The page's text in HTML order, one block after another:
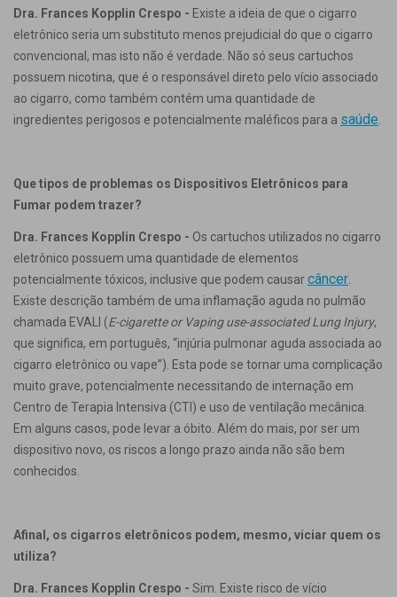
Dra. Frances Kopplin Crespo - Existe a ideia de que o cigarro
eletrônico seria um substituto menos prejudicial do que o cigarro
convencional, mas isto não é verdade. Não só seus cartuchos
possuem nicotina, que é o responsável direto pelo vício associado
ao cigarro, como também contém uma quantidade de
ingredientes perigosos e potencialmente maléficos para a saúde
Que tipos de problemas os Dispositivos Eletrônicos para
Fumar podem trazer?
Dra. Frances Kopplin Crespo - Os cartuchos utilizados no cigarro
eletrônico possuem uma quantidade de elementos
potencialmente tóxicos, inclusive que podem causarcâncer
Existe descrição também de uma inflamação aguda no pulmão
chamada EVALI (E-cigarette or Vaping use-associated Lung Injury,
que significa, em português, “injúria pulmonar aguda associada ao
cigarro eletrônico ou vape”). Esta pode se tornar uma complicação
muito grave, potencialmente necessitando de internação em
Centro de Terapia Intensiva (CTI) e uso de ventilação mecânica.
Em alguns casos, pode levar a óbito. Além do mais, por ser um
dispositivo novo, os riscos a longo prazo ainda não são bem
conhecidos.
Afinal, os cigarros eletrônicos podem, mesmo, viciar quem os
utiliza?
Dra. Frances Kopplin Crespo - Sim. Existe risco de vício